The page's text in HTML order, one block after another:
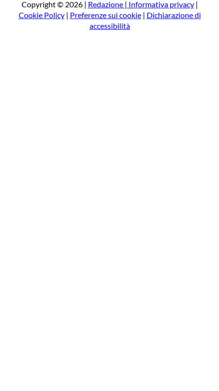
a
Copyright © 2026 | Redazione | Informativa privacy|
Cookie Policy| Preferenze sui cookie| Dichiarazione di
accessibilità